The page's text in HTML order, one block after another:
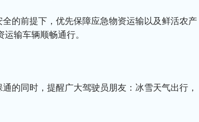
的前提下，优先保障应急物资运输以及鲜活农产
输车辆顺畅通行。
的同时，提醒广大驾驶员朋友：冰雪天气出行，